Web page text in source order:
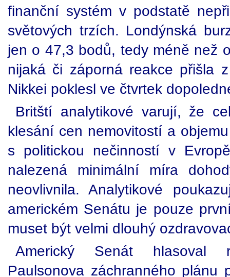
finanční systém v podstatě
světových trzích. Londýnská
jen o 47,3 bodů, tedy méně než
nijaká či záporná reakce přišla
Nikkei poklesl ve čtvrtek
Britští analytikové varují, že
klesání cen nemovitostí a
s politickou nečinností v
nalezená minimální míra
neovlivnila. Analytikové
americkém Senátu je pouze
muset být velmi dlouhý
Americký Senát hlasoval
Paulsonova záchranného plánu